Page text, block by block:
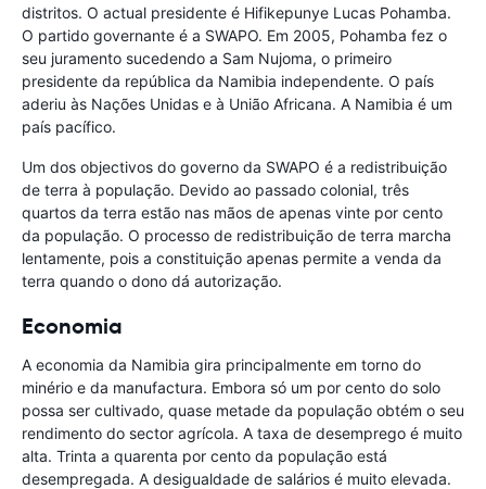
distritos. O actual presidente é Hifikepunye Lucas Pohamba.
O partido governante é a SWAPO. Em 2005, Pohamba fez o
seu juramento sucedendo a Sam Nujoma, o primeiro
presidente da república da Namibia independente. O país
aderiu às Nações Unidas e à União Africana. A Namibia é um
país pacífico.
Um dos objectivos do governo da SWAPO é a redistribuição
de terra à população. Devido ao passado colonial, três
quartos da terra estão nas mãos de apenas vinte por cento
da população. O processo de redistribuição de terra marcha
lentamente, pois a constituição apenas permite a venda da
terra quando o dono dá autorização.
Economia
A economia da Namibia gira principalmente em torno do
minério e da manufactura. Embora só um por cento do solo
possa ser cultivado, quase metade da população obtém o seu
rendimento do sector agrícola. A taxa de desemprego é muito
alta. Trinta a quarenta por cento da população está
desempregada. A desigualdade de salários é muito elevada.